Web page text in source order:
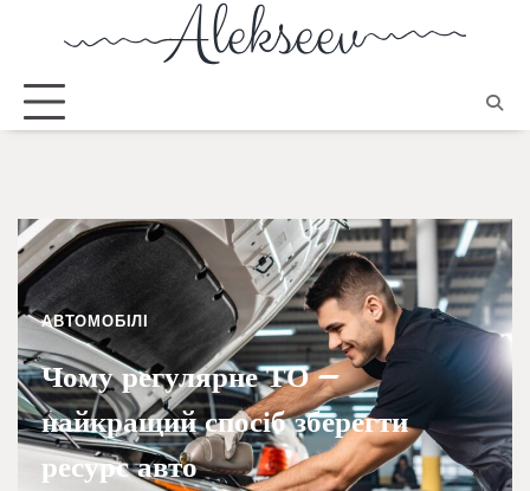
АВТОМОБІЛІ
Чому регулярне ТО –
найкращий спосіб зберегти
ресурс авто